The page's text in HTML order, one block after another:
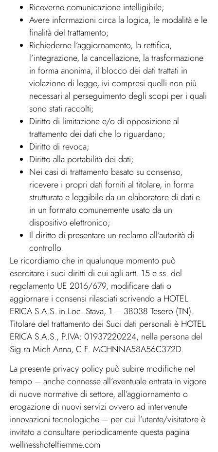
Riceverne comunicazione intelligibile;
Avere informazioni circa la logica, le modalità e le
finalità del trattamento;
Richiederne l’aggiornamento, la rettifica,
l’integrazione, la cancellazione, la trasformazione
in forma anonima, il blocco dei dati trattati in
violazione di legge, ivi compresi quelli non più
necessari al perseguimento degli scopi per i quali
sono stati raccolti;
Diritto di limitazione e/o di opposizione al
trattamento dei dati che lo riguardano;
Diritto di revoca;
Diritto alla portabilità dei dati;
Nei casi di trattamento basato su consenso,
ricevere i propri dati forniti al titolare, in forma
strutturata e leggibile da un elaboratore di dati e
in un formato comunemente usato da un
dispositivo elettronico;
Il diritto di presentare un reclamo all’autorità di
controllo.
Le ricordiamo che in qualunque momento può
esercitare i suoi diritti di cui agli artt. 15 e ss. del
regolamento UE 2016/679, modificare dati o
aggiornare i consensi rilasciati scrivendo a HOTEL
ERICA S.A.S. in Loc. Stava, 1 – 38038 Tesero (TN).
Titolare del trattamento dei Suoi dati personali è HOTEL
ERICA S.A.S., P.IVA: 01937220224, nella persona del
Sig.ra Mich Anna, C.F. MCHNNA58A56C372D.
La presente privacy policy può subire modifiche nel
tempo – anche connesse all’eventuale entrata in vigore
di nuove normative di settore, all’aggiornamento o
erogazione di nuovi servizi ovvero ad intervenute
innovazioni tecnologiche – per cui l’utente/visitatore è
invitato a consultare periodicamente questa pagina
wellnesshotelfiemme.com